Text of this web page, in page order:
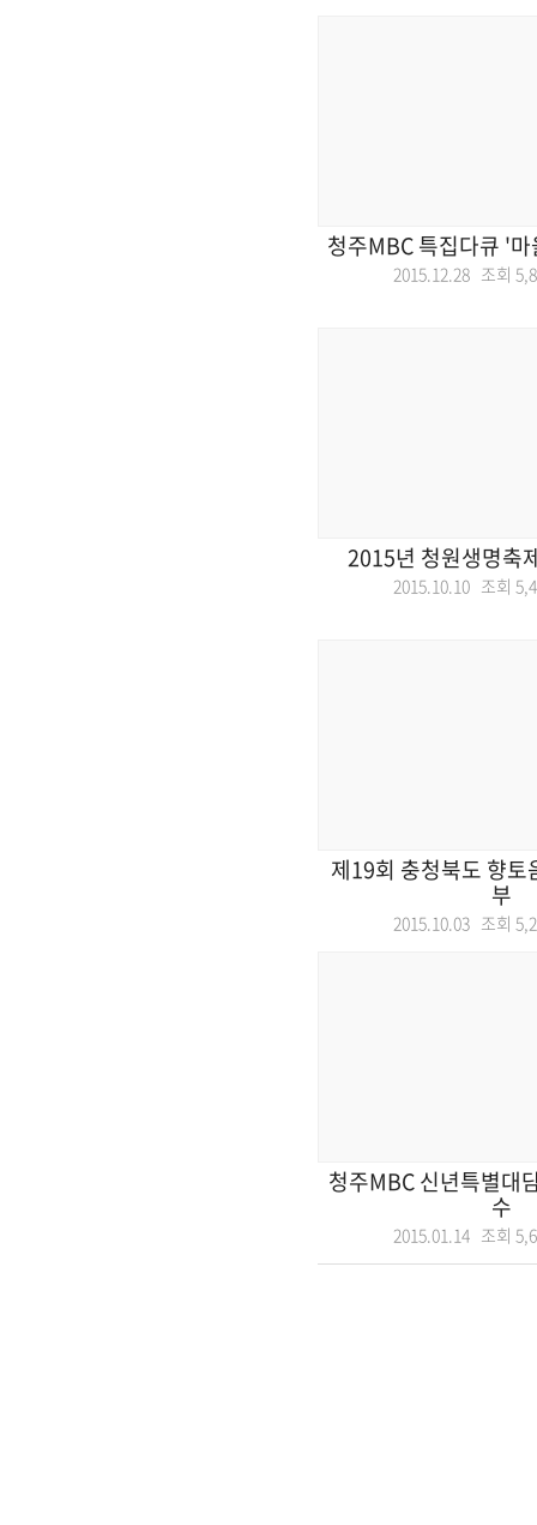
청주MBC 특집다큐 '
2015.12.28 조회
2015년 청원생명축
2015.10.10 조회
제19회 충청북도 향토
부
2015.10.03 조회
청주MBC 신년특별대
수
2015.01.14 조회